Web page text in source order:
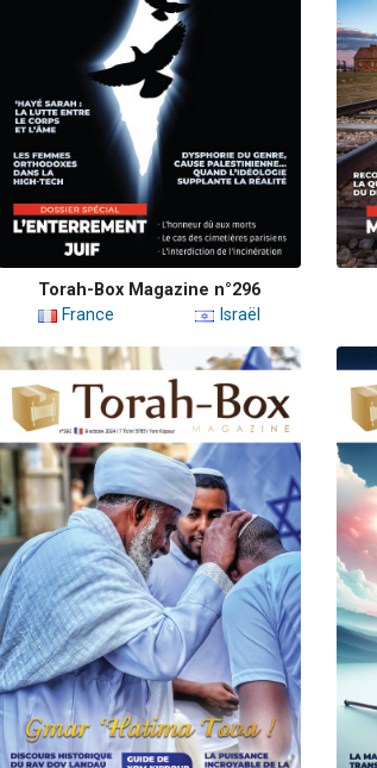
Torah-Box Magazine n°296
France
Israël